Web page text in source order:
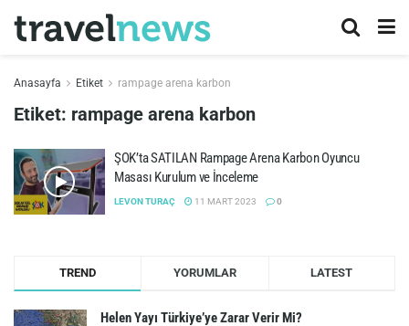
Anasayfa Etiket rampage arena karbon
Etiket: rampage arena karbon
ŞOK’ta SATILAN Rampage Arena Karbon Oyuncu
Masası Kurulum ve İnceleme
LEVON TURAÇ 11 MART 2023 0
TREND YORUMLAR LATEST
Helen Yayı Türkiye’ye Zarar Verir Mi?